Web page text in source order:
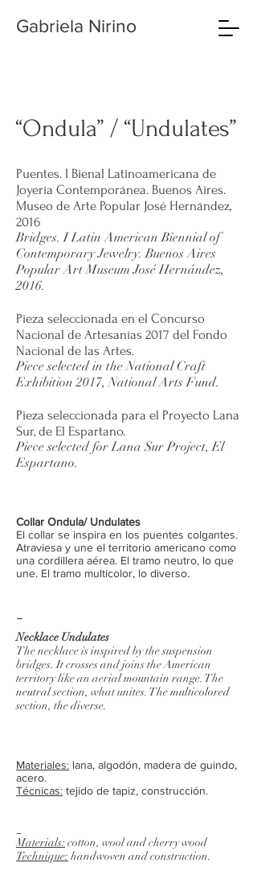
Gabriela Nirino
“Ondula” / “Undulates”
Puentes. I Bienal Latinoamericana de
Joyería Contemporánea. Buenos Aires.
Museo de Arte Popular José Hernández,
2016
Bridges. I Latin American Biennial of
Contemporary Jewelry. Buenos Aires
Popular Art Museum José Hernández,
2016.
Pieza seleccionada en el Concurso
Nacional de Artesanías 2017 del Fondo
Nacional de las Artes.
Piece selected in the National Craft
Exhibition 2017, National Arts Fund.
Pieza seleccionada para el Proyecto Lana
Sur, de El Espartano.
Piece selected for Lana Sur Project, El
Espartano.
Collar Ondula/ Undulates
El collar se inspira en los puentes colgantes.
Atraviesa y une el territorio americano como
una cordillera aérea. El tramo neutro, lo que
une. El tramo multicolor, lo diverso.
Necklace Undulates
The necklace is inspired by the suspension
bridges. It crosses and joins the American
territory like an aerial mountain range. The
neutral section, what unites. The multicolored
section, the diverse.
Materiales: lana, algodón, madera de guindo,
acero.
Técnicas: tejido de tapiz, construcción.
Materials: cotton, wool and cherry wood
Technique: handwoven and construction.